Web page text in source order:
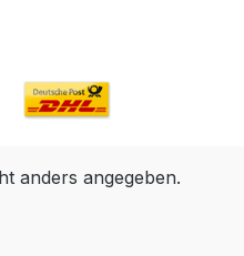
anders angegeben.